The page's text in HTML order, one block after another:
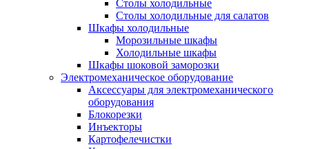
Столы холодильные
Столы холодильные для салатов
Шкафы холодильные
Mорозильные шкафы
Холодильные шкафы
Шкафы шоковой заморозки
Электромеханическое оборудование
Аксессуары для электромеханического
оборудования
Блокорезки
Инъекторы
Картофелечистки